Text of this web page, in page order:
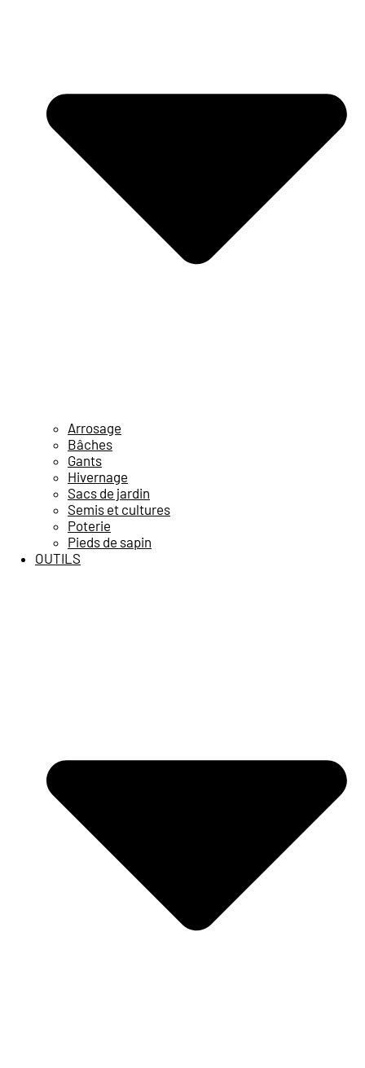
Arrosage
Bâches
Gants
Hivernage
Sacs de jardin
Semis et cultures
Poterie
Pieds de sapin
OUTILS